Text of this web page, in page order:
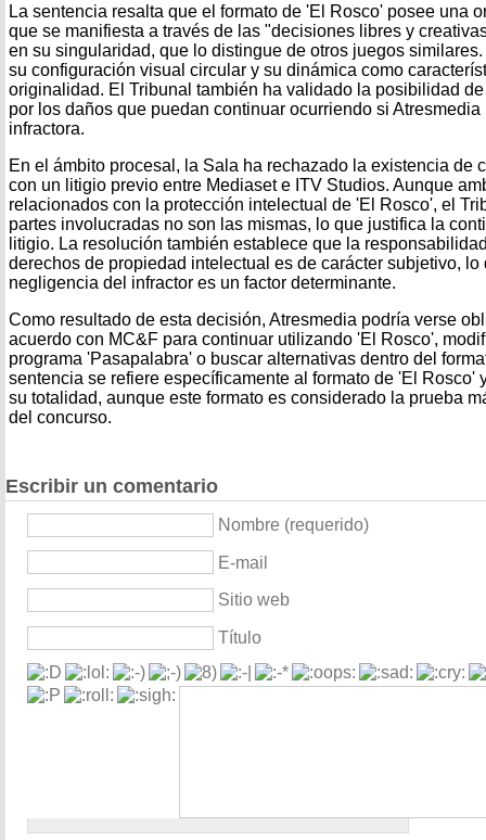
La sentencia resalta que el formato de 'El Rosco' posee una
que se manifiesta a través de las "decisiones libres y
en su singularidad, que lo distingue de otros juegos
su configuración visual circular y su dinámica como
originalidad. El Tribunal también ha validado la posibilidad
por los daños que puedan continuar ocurriendo si
infractora.
En el ámbito procesal, la Sala ha rechazado la existencia de
con un litigio previo entre Mediaset e ITV Studios. Aunque
relacionados con la protección intelectual de 'El Rosco', el
partes involucradas no son las mismas, lo que justifica la
litigio. La resolución también establece que la
derechos de propiedad intelectual es de carácter subjetivo,
negligencia del infractor es un factor determinante.
Como resultado de esta decisión, Atresmedia podría verse
acuerdo con MC&F para continuar utilizando 'El Rosco',
programa 'Pasapalabra' o buscar alternativas dentro del
sentencia se refiere específicamente al formato de 'El Rosco'
su totalidad, aunque este formato es considerado la prueba
del concurso.
Escribir un comentario
Nombre (requerido)
E-mail
Sitio web
Título